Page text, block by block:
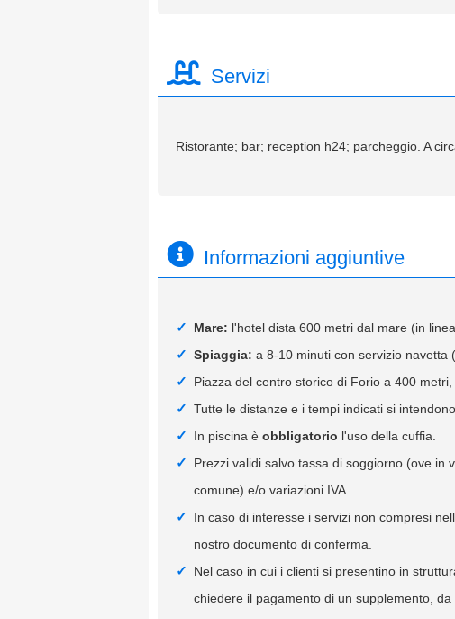
Servizi
Ristorante; bar; reception h24; parcheggio. A
Informazioni aggiuntive
Mare: l'hotel dista 600 metri dal mare (in
Spiaggia: a 8-10 minuti con servizio navetta
Piazza del centro storico di Forio a 400 metri,
Tutte le distanze e i tempi indicati si
In piscina è obbligatorio l'uso della cuffia.
Prezzi validi salvo tassa di soggiorno (ove
comune) e/o variazioni IVA.
In caso di interesse i servizi non compresi
nostro documento di conferma.
Nel caso in cui i clienti si presentino in
chiedere il pagamento di un supplemento,